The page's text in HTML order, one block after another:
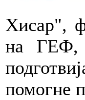
Хисар",
на ГЕФ,
помогне